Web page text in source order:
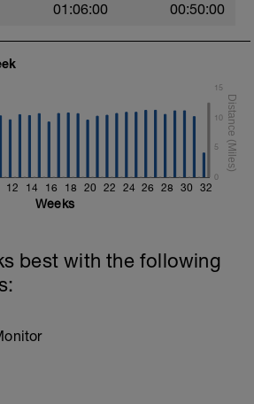
01:06:00 00:50:00
12 14 16 18 20 22 24 26 28 30 32
0
5
10
15
Weeks
best with the following